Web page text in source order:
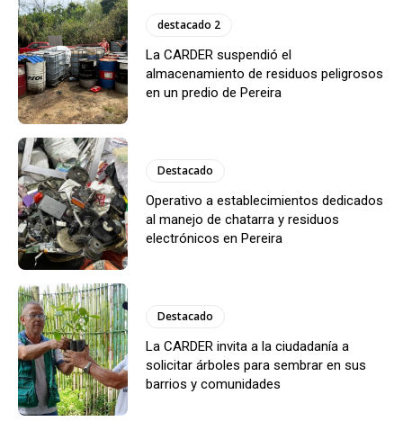
destacado 2
La CARDER suspendió el
almacenamiento de residuos peligrosos
en un predio de Pereira
Destacado
Operativo a establecimientos dedicados
al manejo de chatarra y residuos
electrónicos en Pereira
Destacado
La CARDER invita a la ciudadanía a
solicitar árboles para sembrar en sus
barrios y comunidades